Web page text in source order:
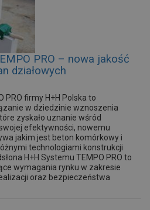
PRO – nowa jakość
działowych
PRO firmy H+H Polska to
w dziedzinie wznoszenia
zyskało uznanie wśród
efektywności, nowemu
jakim jest beton komórkowy i
technologiami konstrukcji
H+H Systemu TEMPO PRO to
wymagania rynku w zakresie
oraz bezpieczeństwa